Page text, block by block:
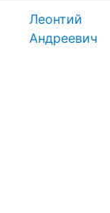
Леонтий
Андреевич